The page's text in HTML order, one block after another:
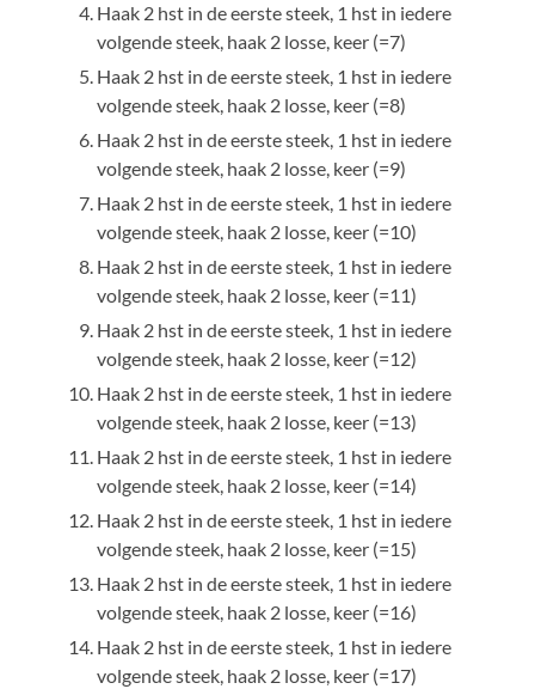
Haak 2 hst in de eerste steek, 1 hst in iedere
volgende steek, haak 2 losse, keer (=7)
Haak 2 hst in de eerste steek, 1 hst in iedere
volgende steek, haak 2 losse, keer (=8)
Haak 2 hst in de eerste steek, 1 hst in iedere
volgende steek, haak 2 losse, keer (=9)
Haak 2 hst in de eerste steek, 1 hst in iedere
volgende steek, haak 2 losse, keer (=10)
Haak 2 hst in de eerste steek, 1 hst in iedere
volgende steek, haak 2 losse, keer (=11)
Haak 2 hst in de eerste steek, 1 hst in iedere
volgende steek, haak 2 losse, keer (=12)
Haak 2 hst in de eerste steek, 1 hst in iedere
volgende steek, haak 2 losse, keer (=13)
Haak 2 hst in de eerste steek, 1 hst in iedere
volgende steek, haak 2 losse, keer (=14)
Haak 2 hst in de eerste steek, 1 hst in iedere
volgende steek, haak 2 losse, keer (=15)
Haak 2 hst in de eerste steek, 1 hst in iedere
volgende steek, haak 2 losse, keer (=16)
Haak 2 hst in de eerste steek, 1 hst in iedere
volgende steek, haak 2 losse, keer (=17)